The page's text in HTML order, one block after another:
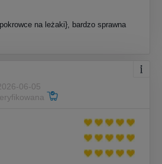
na leżaki}, bardzo sprawna
06-05